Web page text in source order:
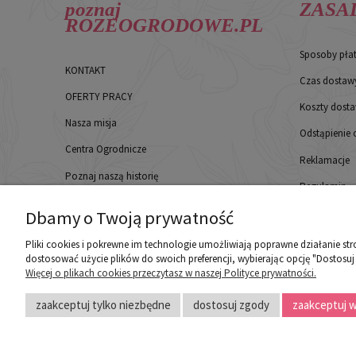
poznaj
ROZEOGRODOWE.PL
KONTAKT
OFERTY PRACY
Nasza misja
Centra Ogrodnicze
Poznaj naszą historię
Kontakt
Sposoby
Czas
Koszty
Odstąpienie
Reklamacje
Regulamin
Dbamy o Twoją prywatność
Pliki cookies i pokrewne im technologie umożliwiają poprawne działanie
dostosować użycie plików do swoich preferencji, wybierając opcję
Więcej o plikach cookies przeczytasz w naszej Polityce prywatności.
zaakceptuj tylko niezbędne dostosuj zgody zaakceptuj